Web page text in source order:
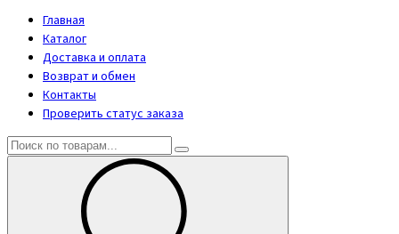
Главная
Каталог
Доставка и оплата
Возврат и обмен
Контакты
Проверить статус заказа